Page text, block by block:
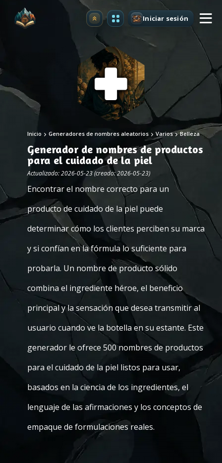
Mejorar Iniciar sesión
Inicio Generadores de nombres aleatorios Varios Belleza
Generador de nombres de productos
para el cuidado de la piel
Actualizado: 2026-05-23 (creado: 2026-05-23)
Encontrar el nombre correcto para un
producto de cuidado de la piel puede
determinar cómo los clientes perciben su marca
y si confían en la fórmula lo suficiente para
probarla. Un nombre de producto sólido
combina el ingrediente héroe, el beneficio
principal y la sensación que desea transmitir al
usuario cuando ve la botella en su estante. Este
generador le ofrece 500 nombres de productos
para el cuidado de la piel listos para usar,
basados en la ciencia de los ingredientes, el
lenguaje de las afirmaciones y los conceptos de
empaque de formulaciones reales.